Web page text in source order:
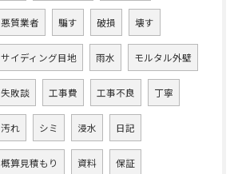
悪質業者 騙す 破損 壊す
サイディング目地 雨水 モルタル外壁
失敗談 工事費 工事不良 丁寧
汚れ シミ 浸水 日記
概算見積もり 資料 保証